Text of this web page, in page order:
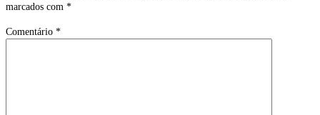
marcados com *
Comentário *